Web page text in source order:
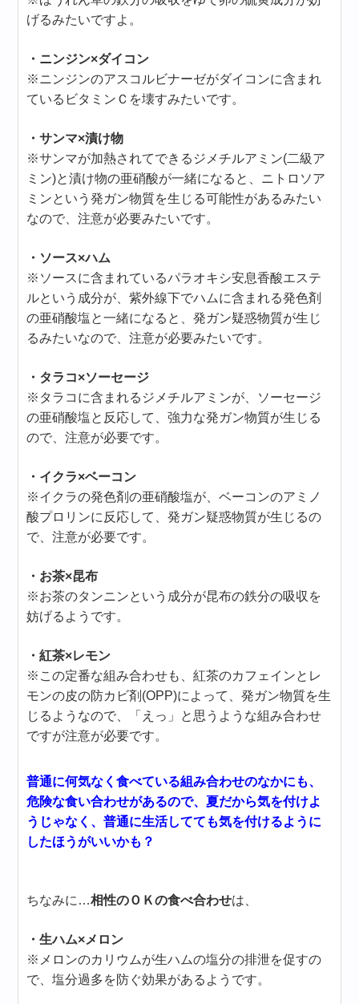
げるみたいですよ。
・ニンジン×ダイコン
※ニンジンのアスコルビナーゼがダイコンに含まれ
ているビタミンＣを壊すみたいです。
・サンマ×漬け物
※サンマが加熱されてできるジメチルアミン(二級ア
ミン)と漬け物の亜硝酸が一緒になると、ニトロソア
ミンという発ガン物質を生じる可能性があるみたい
なので、注意が必要みたいです。
・ソース×ハム
※ソースに含まれているパラオキシ安息香酸エステ
ルという成分が、紫外線下でハムに含まれる発色剤
の亜硝酸塩と一緒になると、発ガン疑惑物質が生じ
るみたいなので、注意が必要みたいです。
・タラコ×ソーセージ
※タラコに含まれるジメチルアミンが、ソーセージ
の亜硝酸塩と反応して、強力な発ガン物質が生じる
ので、注意が必要です。
・イクラ×ベーコン
※イクラの発色剤の亜硝酸塩が、ベーコンのアミノ
酸プロリンに反応して、発ガン疑惑物質が生じるの
で、注意が必要です。
・お茶×昆布
※お茶のタンニンという成分が昆布の鉄分の吸収を
妨げるようです。
・紅茶×レモン
※この定番な組み合わせも、紅茶のカフェインとレ
モンの皮の防カビ剤(OPP)によって、発ガン物質を生
じるようなので、「えっ」と思うような組み合わせ
ですが注意が必要です。
普通に何気なく食べている組み合わせのなかにも、
危険な食い合わせがあるので、夏だから気を付けよ
うじゃなく、普通に生活してても気を付けるように
したほうがいいかも？
ちなみに…相性のＯＫの食べ合わせは、
・生ハム×メロン
※メロンのカリウムが生ハムの塩分の排泄を促すの
で、塩分過多を防ぐ効果があるようです。